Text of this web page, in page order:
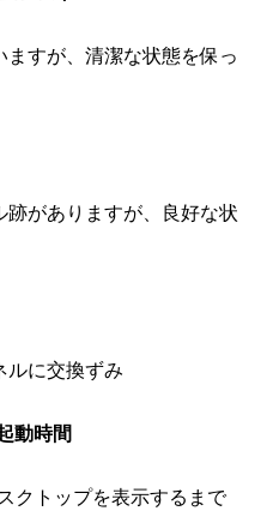
ますが、清潔な状態を保っ
跡がありますが、良好な状
ルに交換ずみ
動時間
クトップを表示するまで